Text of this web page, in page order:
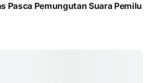
Pasca Pemungutan Suara Pemilu